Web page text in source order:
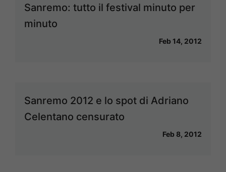
Sanremo: tutto il festival minuto per
minuto
Feb 14, 2012
Sanremo 2012 e lo spot di Adriano
Celentano censurato
Feb 8, 2012